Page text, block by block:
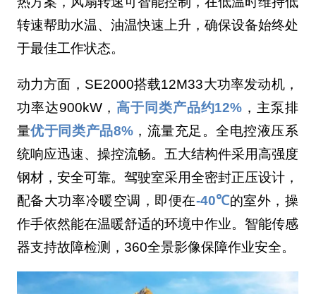
转速帮助水温、油温快速上升，确保设备始终处
于最佳工作状态。
动力方面，SE2000搭载12M33大功率发动机，
功率达900kW，高于同类产品约12% ，主泵排
量优于同类产品8%，流量充足。全电控液压系
统响应迅速、操控流畅。五大结构件采用高强度
钢材，安全可靠。驾驶室采用全密封正压设计，
配备大功率冷暖空调，即便在-40℃的室外，操
作手依然能在温暖舒适的环境中作业。智能传感
器支持故障检测，360全景影像保障作业安全。